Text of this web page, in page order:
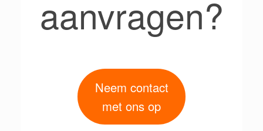
aanvragen?
Neem contact
met ons op